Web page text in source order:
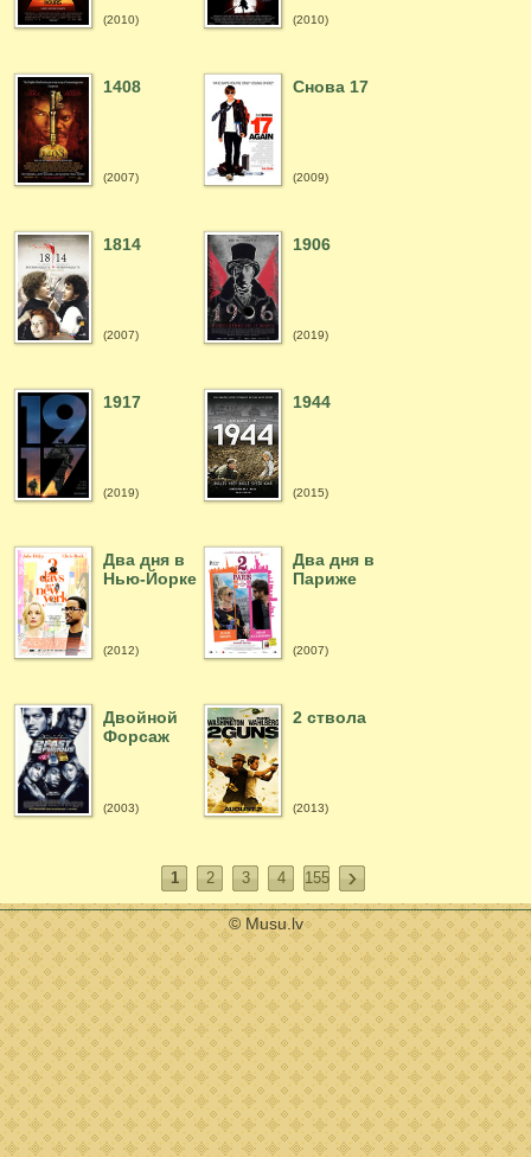
(2010) (2010)
1408
(2007)
Cнова 17
(2009)
1814
(2007)
1906
(2019)
1917
(2019)
1944
(2015)
Два дня в
Нью-Йорке
(2012)
Два дня в
Париже
(2007)
Двойной
Форсаж
(2003)
2 ствола
(2013)
1 2 3 4 155
© Musu.lv